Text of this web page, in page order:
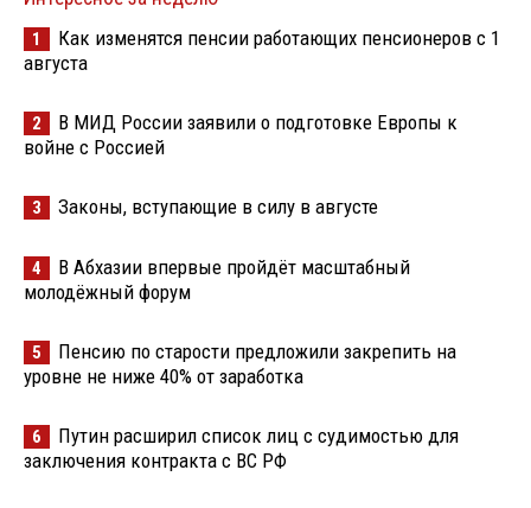
1
Как изменятся пенсии работающих пенсионеров с 1
августа
2
В МИД России заявили о подготовке Европы к
войне с Россией
3 Законы, вступающие в силу в августе
4
В Абхазии впервые пройдёт масштабный
молодёжный форум
5
Пенсию по старости предложили закрепить на
уровне не ниже 40% от заработка
6
Путин расширил список лиц с судимостью для
заключения контракта с ВС РФ